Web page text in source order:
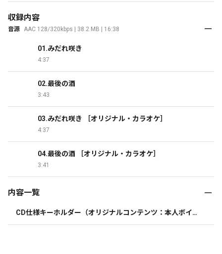
収録内容
音源 AAC 128/320kbps | 38.2 MB | 16:38
01.みだれ咲き
4:37
02.最後の酒
3:43
03.みだれ咲き ［オリジナル・カラオケ］
4:37
04.最後の酒 ［オリジナル・カラオケ］
3:41
内容一覧
CD仕様キーホルダー（オリジナルコンテンツ：本人ボイス